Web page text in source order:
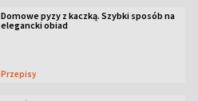
Domowe pyzy z kaczką. Szybki sposób na
elegancki obiad
Przepisy